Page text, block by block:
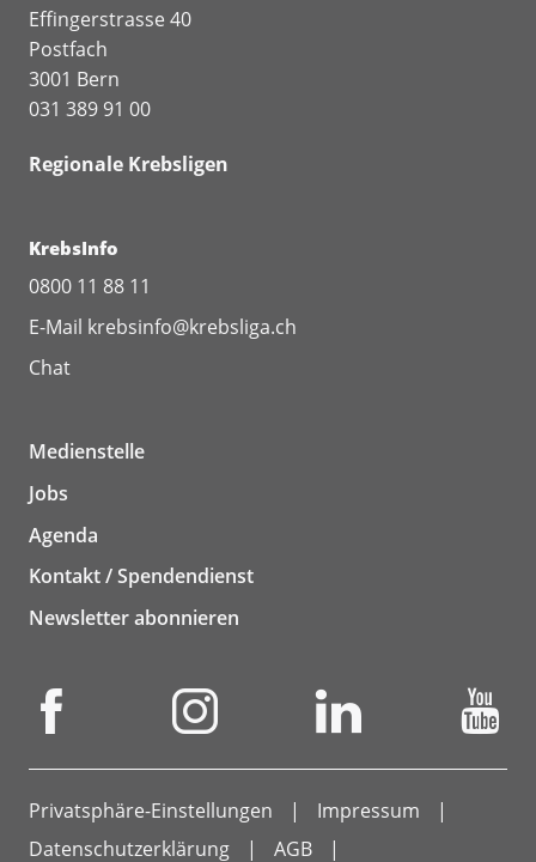
Effingerstrasse 40
Postfach
3001 Bern
031 389 91 00
Regionale Krebsligen
KrebsInfo
0800 11 88 11
E-Mail krebsinfo@krebsliga.ch
Chat
Medienstelle
Jobs
Agenda
Kontakt / Spendendienst
Newsletter abonnieren
Privatsphäre-Einstellungen
Impressum
Datenschutzerklärung
AGB